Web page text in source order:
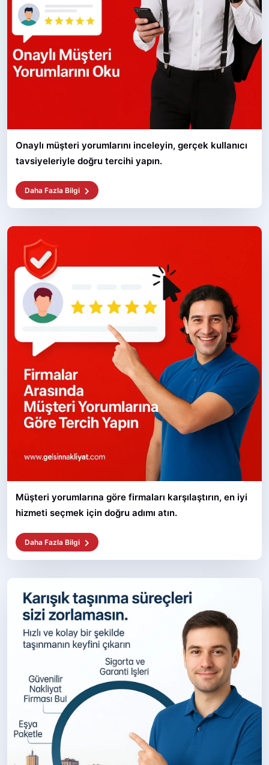
Onaylı müşteri yorumlarını inceleyin, gerçek kullanıcı
tavsiyeleriyle doğru tercihi yapın.
Daha Fazla Bilgi
Müşteri yorumlarına göre firmaları karşılaştırın, en iyi
hizmeti seçmek için doğru adımı atın.
Daha Fazla Bilgi